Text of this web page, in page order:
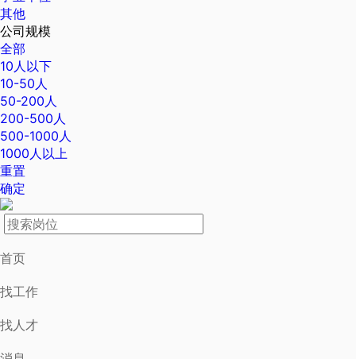
其他
公司规模
全部
10人以下
10-50人
50-200人
200-500人
500-1000人
1000人以上
重置
确定
首页
找工作
找人才